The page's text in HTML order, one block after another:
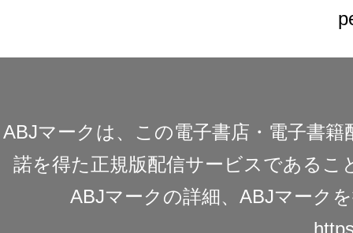
ABJマークは、この電子書店・電子書
諾を得た正規版配信サービスであるこ
ABJマークの詳細、ABJマーク